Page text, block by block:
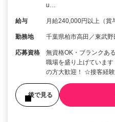
u…
給与 月給240,000円以上（賞
勤務地 千葉県柏市高田／東武
応募資格
無資格OK・ブランク
職場を盛り上げていま
の方大歓迎！ ☆接客経
後で見る